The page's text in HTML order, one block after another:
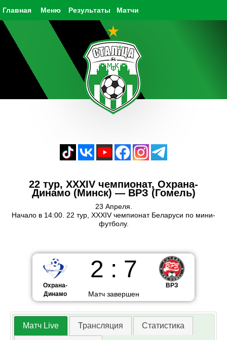
Главная Результаты Матчи
Меню
22 тур, XXXIV чемпионат, Охрана-
Динамо (Минск) — ВРЗ (Гомель)
23 Апреля.
Начало в 14:00. 22 тур, XXXIV чемпионат Беларуси по мини-
футболу.
Охрана-
Динамо
2 : 7
Матч завершен
ВРЗ
Матч Live Трансляция Статистика